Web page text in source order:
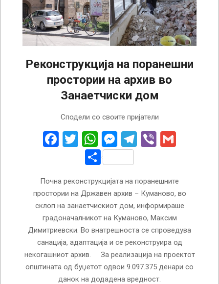
Реконструкција на поранешни
простории на архив во
Занаетчиски дом
Сподели со своите пријатели
Facebook
Twitter
WhatsApp
Messenger
Telegram
Viber
Share
Почна реконструкцијата на поранешните
простории на Државен архив – Куманово, во
склоп на занаетчискиот дом, информираше
градоначалникот на Куманово, Максим
Димитриевски. Во внатрешноста се спроведува
санација, адаптација и се реконструира од
некогашниот архив. За реализација на проектот
општината од буџетот одвои 9.097.375 денари со
данок на додадена вредност.